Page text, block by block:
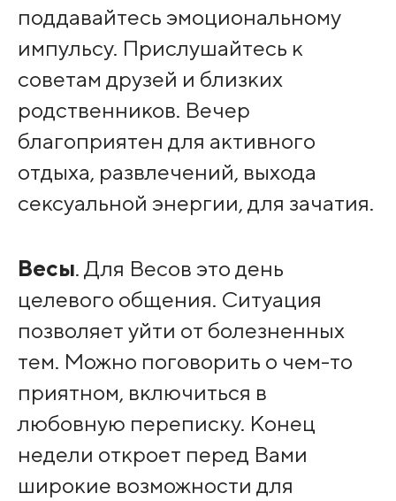
поддавайтесь эмоциональному
импульсу. Прислушайтесь к
советам друзей и близких
родственников. Вечер
благоприятен для активного
отдыха, развлечений, выхода
сексуальной энергии, для зачатия.
Весы. Для Весов это день
целевого общения. Ситуация
позволяет уйти от болезненных
тем. Можно поговорить о чем-то
приятном, включиться в
любовную переписку. Конец
недели откроет перед Вами
широкие возможности для